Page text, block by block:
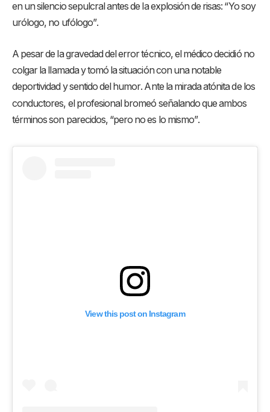
en un silencio sepulcral antes de la explosión de risas: “Yo soy
urólogo, no ufólogo”.
A pesar de la gravedad del error técnico, el médico decidió no
colgar la llamada y tomó la situación con una notable
deportividad y sentido del humor. Ante la mirada atónita de los
conductores, el profesional bromeó señalando que ambos
términos son parecidos, “pero no es lo mismo”.
View this post on Instagram